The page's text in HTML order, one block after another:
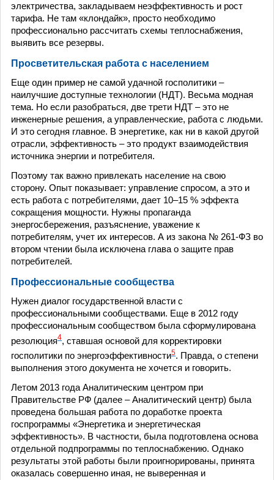
электричества, закладываем неэффективность и рост
тарифа. Не там «клондайк», просто необходимо
профессионально рассчитать схемы теплоснабжения,
выявить все резервы.
Просветительская работа с населением
Еще один пример не самой удачной госполитики –
наилучшие доступные технологии (НДТ). Весьма модная
тема. Но если разобраться, две трети НДТ – это не
инженерные решения, а управленческие, работа с людьми.
И это сегодня главное. В энергетике, как ни в какой другой
отрасли, эффективность – это продукт взаимодействия
источника энергии и потребителя.
Поэтому так важно привлекать население на свою
сторону. Опыт показывает: управление спросом, а это и
есть работа с потребителями, дает 10–15 % эффекта
сокращения мощности. Нужны пропаганда
энергосбережения, разъяснение, уважение к
потребителям, учет их интересов. А из закона № 261-ФЗ во
втором чтении была исключена глава о защите прав
потребителей.
Профессиональные сообщества
Нужен диалог государственной власти с
профессиональными сообществами. Еще в 2012 году
профессиональным сообществом была сформулирована
резолюция4, ставшая основой для корректировки
госполитики по энергоэффективности5. Правда, о степени
выполнения этого документа не хочется и говорить.
Летом 2013 года Аналитическим центром при
Правительстве РФ (далее – Аналитический центр) была
проведена большая работа по доработке проекта
госпрограммы «Энергетика и энергетическая
эффективность». В частности, была подготовлена основа
отдельной подпрограммы по теплоснабжению. Однако
результаты этой работы были проигнорированы, принята
оказалась совершенно иная, не выверенная и